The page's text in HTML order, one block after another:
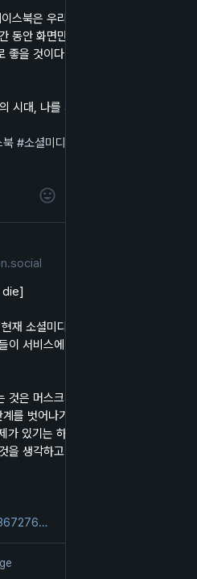
스북은 우리가 아파야만 잘된다. 모
동안 화면만 들여다보는 것이 결론적
을 것이다. 하지만 알다시피, 인류
시대, 나를 지키는 심리적 면역력 되
북 #소셜미디어
재 소셜미디어의 근본적인 문제는 광
서비스에 기대하는 것에 차이가 있
은 머스크가 트위터에서 하고 있는
를 벗어나기 위한 것이 아닐까하는
있기는 하지만 머스크 정도의 인물
생각하고 있었지도 모른다.